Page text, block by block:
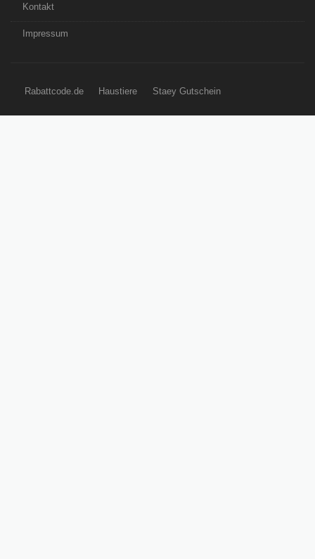
Kontakt
Impressum
Rabattcode.de Haustiere Staey Gutschein